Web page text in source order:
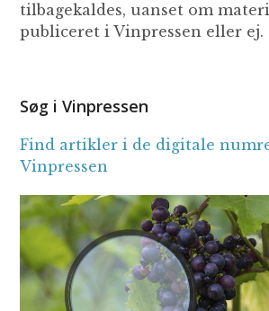
tilbagekaldes, uanset om
publiceret i Vinpressen eller ej.
Søg i Vinpressen
Find artikler i de digitale
Vinpressen